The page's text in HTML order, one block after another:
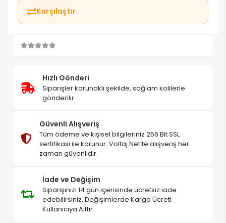
Karşılaştır
Hızlı Gönderi
Siparişler korunaklı şekilde, sağlam kolilerle
gönderilir.
Güvenli Alışveriş
Tüm ödeme ve kişisel bilgileriniz 256 Bit SSL
sertifikası ile korunur. Voltaj.Net’te alışveriş her
zaman güvenlidir.
İade ve Değişim
Siparişinizi 14 gün içerisinde ücretsiz iade
edebilirsiniz. Değişimlerde Kargo Ücreti
Kullanıcıya Aittir.